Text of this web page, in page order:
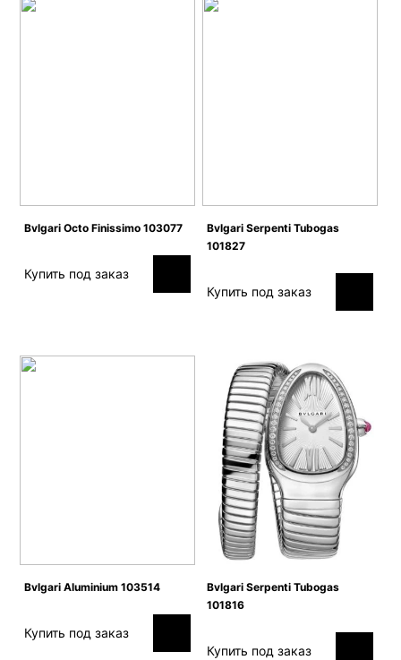
Bvlgari Octo Finissimo 103077
Купить под заказ
Bvlgari Serpenti Tubogas
101827
Купить под заказ
Bvlgari Aluminium 103514
Купить под заказ
Bvlgari Serpenti Tubogas
101816
Купить под заказ